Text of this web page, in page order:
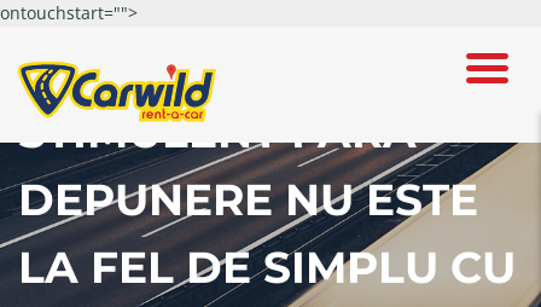
ontouchstart="">
RETRAGEREA UNUI
STIMULENT FARA
DEPUNERE NU ESTE
LA FEL DE SIMPLU CU